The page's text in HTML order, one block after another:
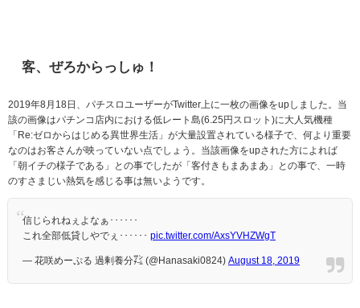
客、ぜろからっしゅ！
2019年8月18日、パチスロユーザーがTwitter上に一枚の画像をupしました。当
該の画像はパチンコ店内における低レート島(6.25円スロット)に大人気機種
「Re:ゼロからはじめる異世界生活」が大量設置されている様子で、何より重要
なのはお客さんが映っていない点でしょう。当該画像をupされた方によれば
「朝イチの様子である」との事でしたが「客付きもまあまあ」との事で、一時
のすさまじい熱気を感じる事は無いようです。
信じられねぇよなぁ･･････
これ全部低貸しやでぇ･･････ pic.twitter.com/AxsYVHZWgT
— 花咲めーぷる 過剰養分㌠ (@Hanasaki0824) August 18, 2019